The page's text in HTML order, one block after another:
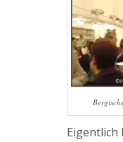
Eigentlich